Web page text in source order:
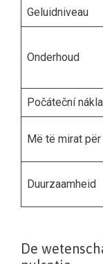
Geluidniveau
Onderhoud
Počáteční
Më të mirat për
Duurzaamheid
De